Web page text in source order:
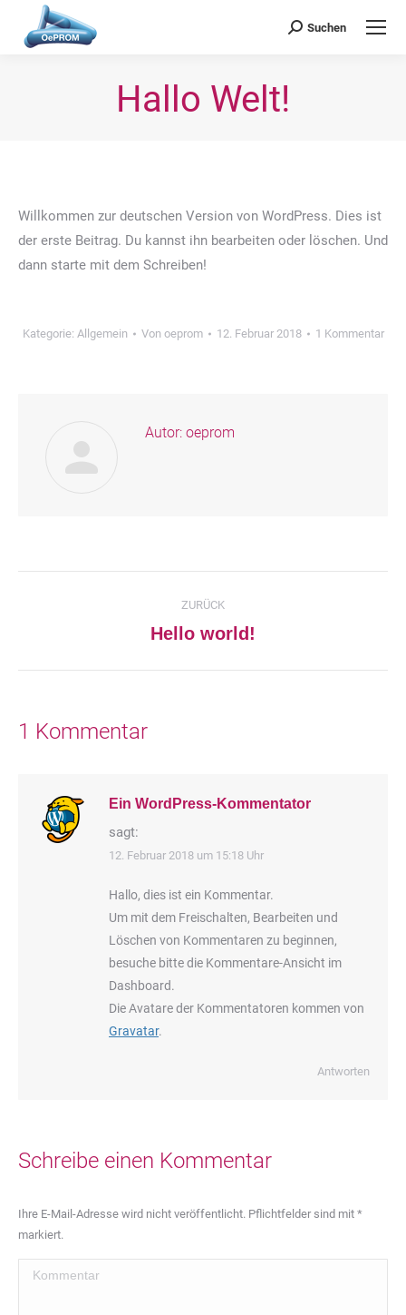
Search:
Suchen
OePROM
Österreichische Gesellschaft für Probiotische Medizin
Hallo Welt!
Willkommen zur deutschen Version von WordPress. Dies ist
der erste Beitrag. Du kannst ihn bearbeiten oder löschen. Und
dann starte mit dem Schreiben!
Kategorie: Allgemein Von oeprom 12. Februar 2018 1 Kommentar
Autor: oeprom
Kommentarnavigation
ZURÜCK
Vorheriger
Hello world!
1 Kommentar
Ein WordPress-Kommentator
sagt:
12. Februar 2018 um 15:18 Uhr
Hallo, dies ist ein Kommentar.
Um mit dem Freischalten, Bearbeiten und
Löschen von Kommentaren zu beginnen,
besuche bitte die Kommentare-Ansicht im
Dashboard.
Die Avatare der Kommentatoren kommen von
Gravatar.
Antworten
Schreibe einen Kommentar
Ihre E-Mail-Adresse wird nicht veröffentlicht. Pflichtfelder sind mit *
markiert.
Kommentar